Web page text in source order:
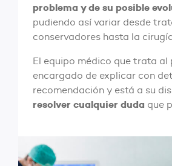
problema y de su posible
pudiendo así variar desde
conservadores hasta la
El equipo médico que trata al
encargado de explicar con
recomendación y está a su
resolver cualquier duda que